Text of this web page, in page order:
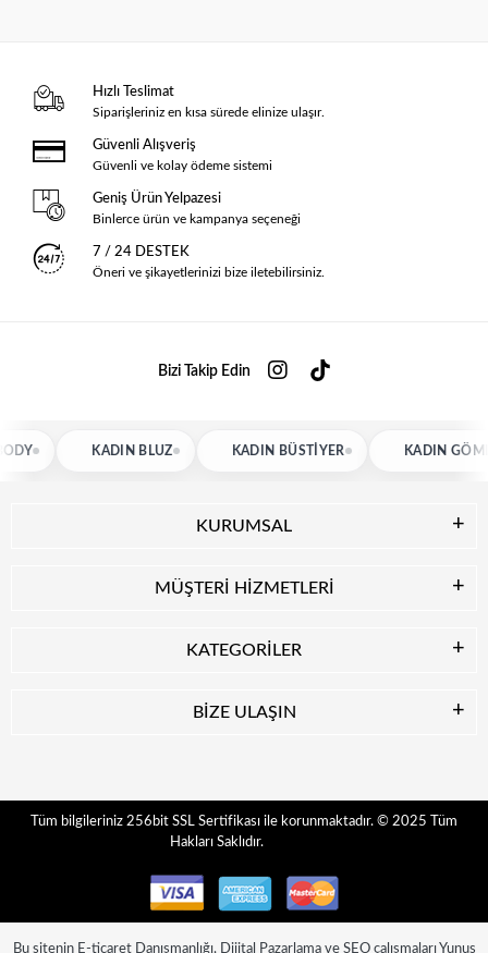
Hızlı Teslimat
Siparişleriniz en kısa sürede elinize ulaşır.
Güvenli Alışveriş
Güvenli ve kolay ödeme sistemi
Geniş Ürün Yelpazesi
Binlerce ürün ve kampanya seçeneği
7 / 24 DESTEK
Öneri ve şikayetlerinizi bize iletebilirsiniz.
Bizi Takip Edin
KADIN BLUZ KADIN BÜSTIYER KADIN GÖMLEK
KURUMSAL
MÜŞTERİ HİZMETLERİ
KATEGORİLER
BİZE ULAŞIN
Tüm bilgileriniz 256bit SSL Sertifikası ile korunmaktadır. © 2025
Tüm
Hakları Saklıdır.
Bu sitenin E-ticaret Danışmanlığı, Dijital Pazarlamave SEOçalışmaları Yunus